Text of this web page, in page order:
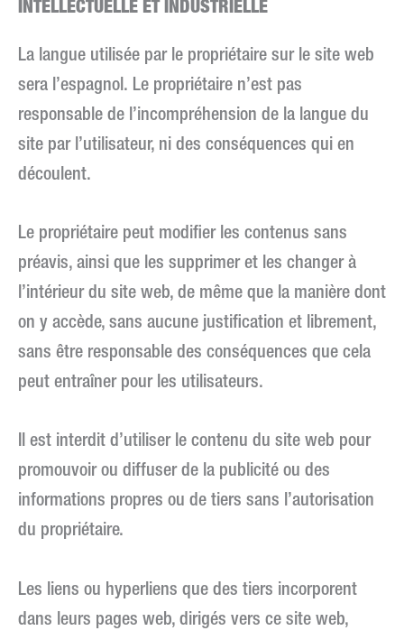
INTELLECTUELLE ET INDUSTRIELLE
La langue utilisée par le propriétaire sur le site web
sera l’espagnol. Le propriétaire n’est pas
responsable de l’incompréhension de la langue du
site par l’utilisateur, ni des conséquences qui en
découlent.
Le propriétaire peut modifier les contenus sans
préavis, ainsi que les supprimer et les changer à
l’intérieur du site web, de même que la manière dont
on y accède, sans aucune justification et librement,
sans être responsable des conséquences que cela
peut entraîner pour les utilisateurs.
Il est interdit d’utiliser le contenu du site web pour
promouvoir ou diffuser de la publicité ou des
informations propres ou de tiers sans l’autorisation
du propriétaire.
Les liens ou hyperliens que des tiers incorporent
dans leurs pages web, dirigés vers ce site web,